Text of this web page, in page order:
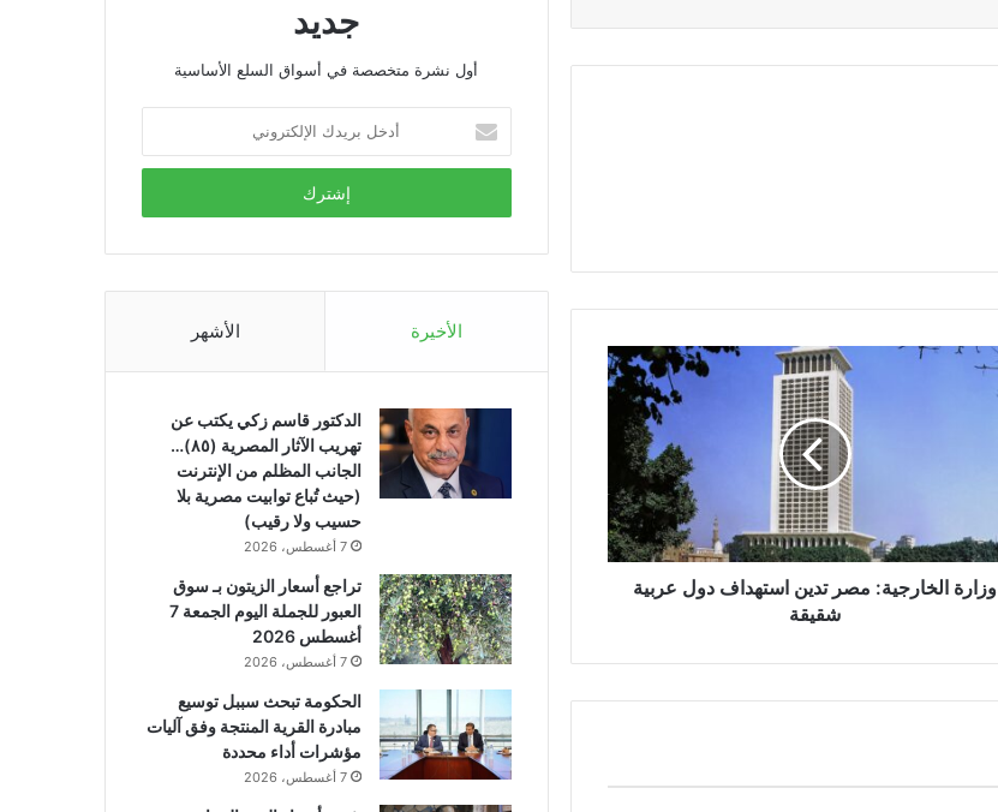
وزارة الخارجية: مصر تدين استهداف دول عربية
شقيقة
جديد
أول نشرة متخصصة في أسواق السلع الأساسية
بريدك
الإلكتروني
الأخيرة الأشهر
الدكتور قاسم زكي يكتب عن
تهريب الآثار المصرية (٨٥)…
الجانب المظلم من الإنترنت
(حيث تُباع توابيت مصرية بلا
حسيب ولا رقيب)
7 أغسطس، 2026
تراجع أسعار الزيتون بـ سوق
العبور للجملة اليوم الجمعة 7
أغسطس 2026
7 أغسطس، 2026
الحكومة تبحث سببل توسيع
مبادرة القرية المنتجة وفق آليات
مؤشرات أداء محددة
7 أغسطس، 2026